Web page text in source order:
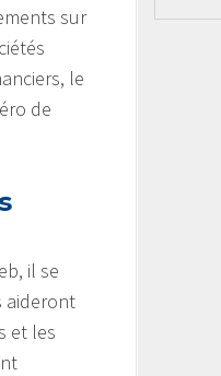
sur
le
de
il se
aideront
et les